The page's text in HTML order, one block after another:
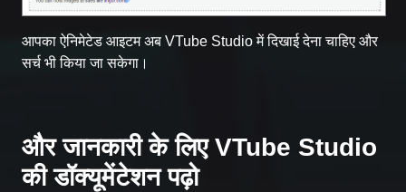
आपका ऐनिमेटेड आइटम अब VTube Studio में दिखाई देना चाहिए और
सर्च भी किया जा सकेगा।
और जानकारी के लिए VTube Studio
की डॉक्यूमेंटेशन पढ़ो